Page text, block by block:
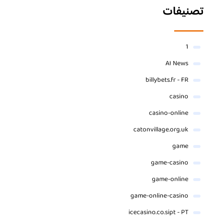
تصنيفات
1
AI News
billybets.fr - FR
casino
casino-online
catonvillage.org.uk
game
game-casino
game-online
game-online-casino
icecasino.co.sipt - PT